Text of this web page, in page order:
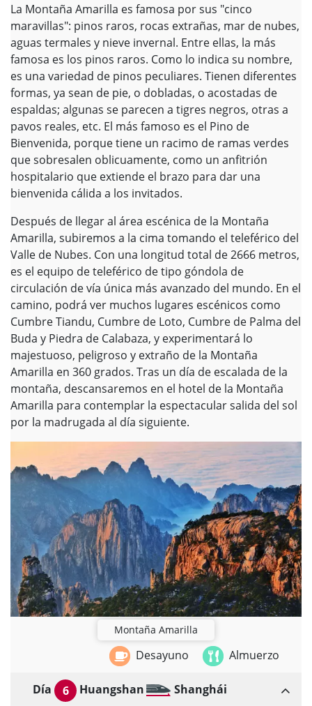
La Montaña Amarilla es famosa por sus "cinco
maravillas": pinos raros, rocas extrañas, mar de nubes,
aguas termales y nieve invernal. Entre ellas, la más
famosa es los pinos raros. Como lo indica su nombre,
es una variedad de pinos peculiares. Tienen diferentes
formas, ya sean de pie, o dobladas, o acostadas de
espaldas; algunas se parecen a tigres negros, otras a
pavos reales, etc. El más famoso es el Pino de
Bienvenida, porque tiene un racimo de ramas verdes
que sobresalen oblicuamente, como un anfitrión
hospitalario que extiende el brazo para dar una
bienvenida cálida a los invitados.
Después de llegar al área escénica de la Montaña
Amarilla, subiremos a la cima tomando el teleférico del
Valle de Nubes. Con una longitud total de 2666 metros,
es el equipo de teleférico de tipo góndola de
circulación de vía única más avanzado del mundo. En el
camino, podrá ver muchos lugares escénicos como
Cumbre Tiandu, Cumbre de Loto, Cumbre de Palma del
Buda y Piedra de Calabaza, y experimentará lo
majestuoso, peligroso y extraño de la Montaña
Amarilla en 360 grados. Tras un día de escalada de la
montaña, descansaremos en el hotel de la Montaña
Amarilla para contemplar la espectacular salida del sol
por la madrugada al día siguiente.
Montaña Amarilla
Desayuno Almuerzo
Día 6 Huangshan
Shanghái